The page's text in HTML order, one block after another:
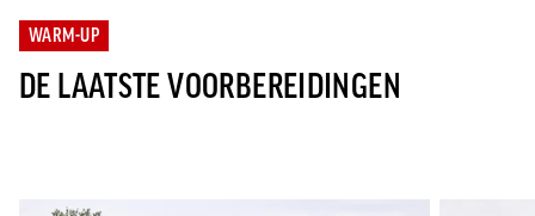
WARM-UP
DE LAATSTE VOORBEREIDINGEN